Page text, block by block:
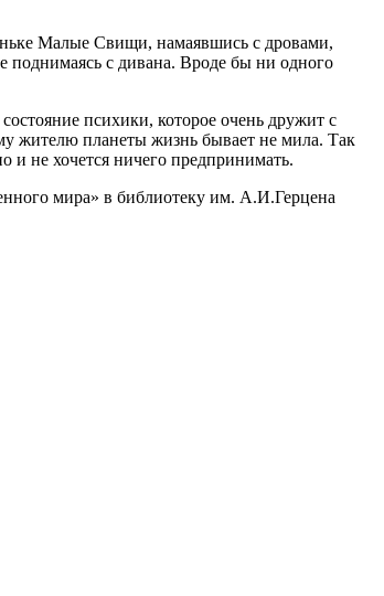
Малые Свищи, намаявшись с дровами,
с дивана. Вроде бы ни одного
психики, которое очень дружит с
жителю планеты жизнь бывает не мила. Так
и не хочется ничего предпринимать.
мира» в библиотеку им. А.И.Герцена